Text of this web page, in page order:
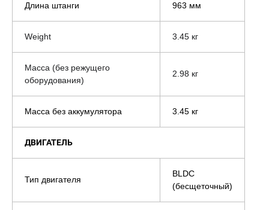
Длина штанги 963 мм
Weight 3.45 кг
Масса (без режущего
оборудования)
2.98 кг
Масса без аккумулятора 3.45 кг
ДВИГАТЕЛЬ
Тип двигателя
BLDC
(бесщеточный)